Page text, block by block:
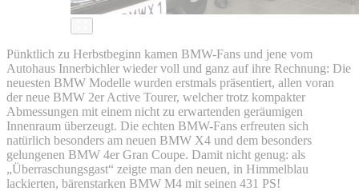
Pünktlich zu Herbstbeginn kamen BMW-Fans und jene vom
Autohaus Innerbichler wieder voll und ganz auf ihre Rechnung: Die
neuesten BMW Modelle wurden erstmals präsentiert, allen voran
der neue BMW 2er Active Tourer, welcher trotz kompakter
Abmessungen mit einem nicht zu erwartenden geräumigen
Innenraum überzeugt. Die echten BMW-Fans erfreuten sich
natürlich besonders am neuen BMW X4 und dem besonders
gelungenen BMW 4er Gran Coupe. Damit nicht genug: als
„Überraschungsgast“ zeigte man den neuen, in Himmelblau
lackierten, bärenstarken BMW M4 mit seinen 431 PS!